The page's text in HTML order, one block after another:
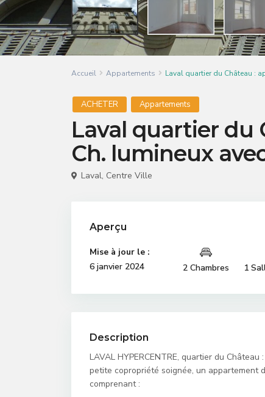
Accueil Appartements Laval quartier du Château :
ACHETER Appartements
Laval quartier du
Ch. lumineux
Laval, Centre Ville
Aperçu
Mise à jour le :
6 janvier 2024
2 Chambres 1
Description
LAVAL HYPERCENTRE, quartier du
petite copropriété soignée, un appartement
comprenant :